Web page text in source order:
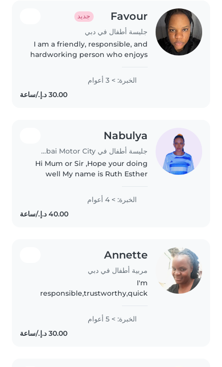
Favour جديد
جليسة أطفال في دبي
I am a friendly, responsible, and
hardworking person who enjoys
time with children by playing
games, reading stories, and
keeping them engaged in..
الخبرة: > 3 أعوام
Nabulya
جليسة أطفال في Dubai Motor City
Hi Mum or Sir ,Hope your doing
well My name is Ruth Esther
Im looking for a job has a baby
sister ,I hav experience of 4 years
in UAE ,I can take care..
الخبرة: > 4 أعوام
Annette
مربية أطفال في دبي
I'm
responsible,trustworthy,quick
communicator. with this skills
and more than 5 years of
dedicated experience as a
الخبرة: > 5 أعوام